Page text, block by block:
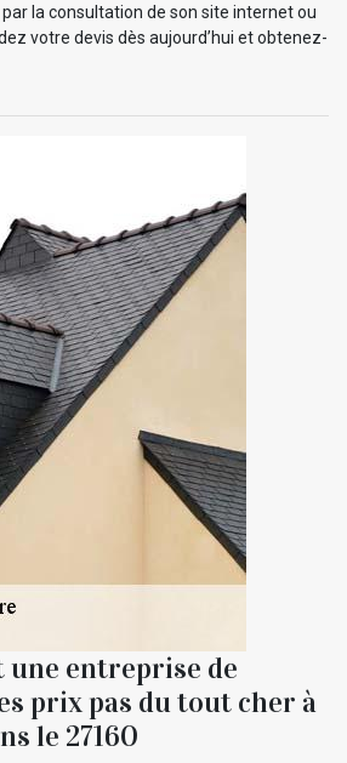
la consultation de son site internet ou
votre devis dès aujourd’hui et obtenez-
entreprise de
prix pas du tout cher à
le 27160